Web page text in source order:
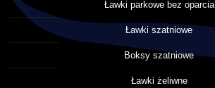
Ławki parkowe bez oparcia
Ławki szatniowe
Boksy szatniowe
Ławki żeliwne